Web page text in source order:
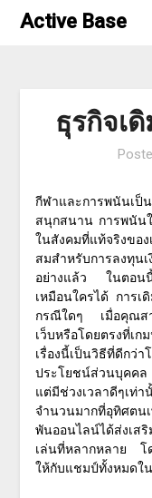
SkipActive Base
ธุรกิจเ
กีฬาและการพนันเป็
สนุกสนาน การพนัน
ในสังคมที่แท้จริงขอ
สมสำหรับการลงทุ
อย่างแล้ว ในตอน
เหมือนใครได้ การเ
กรณีใดๆ เมื่อคุณสา
เว็บหรือโดยตรงที่เ
เรื่องนี้เป็นวิธีที่ดีกว่า
ประโยชน์ส่วนบุคคล
แต่มีช่วงเวลาดีๆเท่
จำนวนมากที่อุทิศตน
พันออนไลน์ได้ส่งเส
เล่นที่หลากหลาย โ
ให้กับแชมป์ทั้งหมดใ